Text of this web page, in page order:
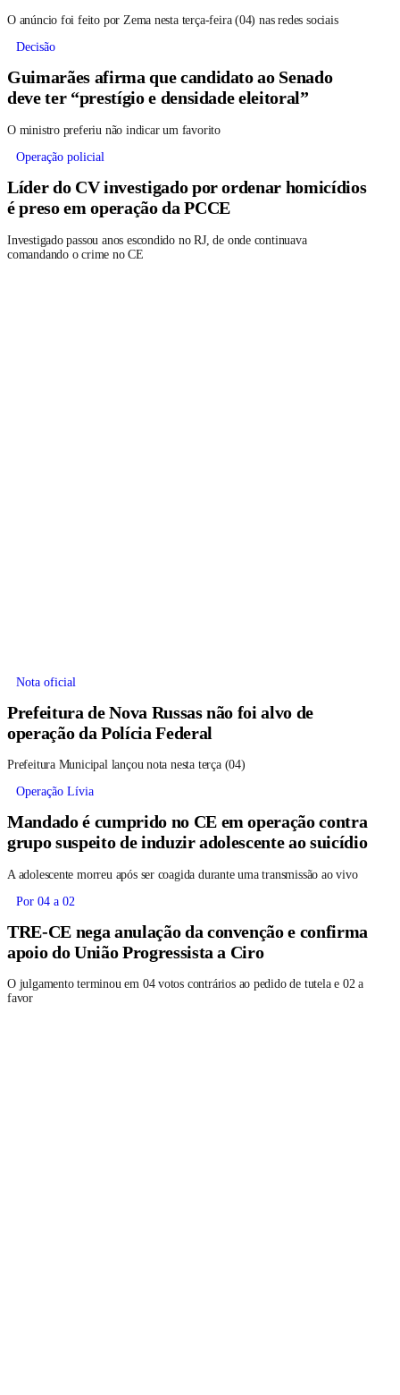
O anúncio foi feito por Zema nesta terça-feira (04) nas redes sociais
Decisão
Guimarães afirma que candidato ao Senado
deve ter “prestígio e densidade eleitoral”
O ministro preferiu não indicar um favorito
Operação policial
Líder do CV investigado por ordenar homicídios
é preso em operação da PCCE
Investigado passou anos escondido no RJ, de onde continuava
comandando o crime no CE
Nota oficial
Prefeitura de Nova Russas não foi alvo de
operação da Polícia Federal
Prefeitura Municipal lançou nota nesta terça (04)
Operação Lívia
Mandado é cumprido no CE em operação contra
grupo suspeito de induzir adolescente ao suicídio
A adolescente morreu após ser coagida durante uma transmissão ao vivo
Por 04 a 02
TRE-CE nega anulação da convenção e confirma
apoio do União Progressista a Ciro
O julgamento terminou em 04 votos contrários ao pedido de tutela e 02 a
favor